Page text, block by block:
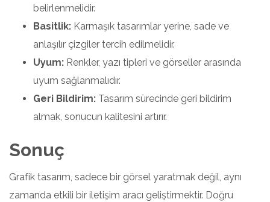
belirlenmelidir.
Basitlik: Karmaşık tasarımlar yerine, sade ve
anlaşılır çizgiler tercih edilmelidir.
Uyum: Renkler, yazı tipleri ve görseller arasında
uyum sağlanmalıdır.
Geri Bildirim: Tasarım sürecinde geri bildirim
almak, sonucun kalitesini artırır.
Sonuç
Grafik tasarım, sadece bir görsel yaratmak değil, aynı
zamanda etkili bir iletişim aracı geliştirmektir. Doğru